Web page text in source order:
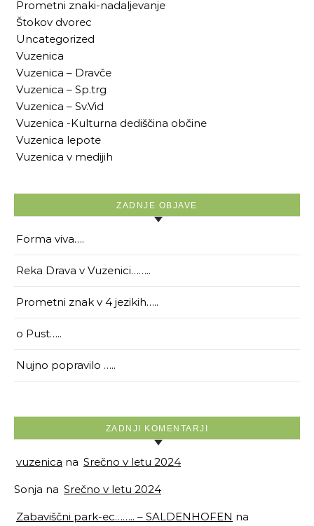
Prometni znaki-nadaljevanje
Štokov dvorec
Uncategorized
Vuzenica
Vuzenica – Dravče
Vuzenica – Sp.trg
Vuzenica – Sv.Vid
Vuzenica -Kulturna dediščina občine
Vuzenica lepote
Vuzenica v medijih
ZADNJE OBJAVE
Forma viva….
Reka Drava v Vuzenici……..
Prometni znak v 4 jezikih…..
o Pust…..
Nujno popravilo …..
ZADNJI KOMENTARJI
vuzenica na Srečno v letu 2024
Sonja na Srečno v letu 2024
Zabaviščni park-ec…….. – SALDENHOFEN na